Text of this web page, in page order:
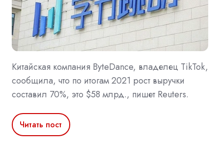
Китайская компания ByteDance, владелец TikTok,
сообщила, что по итогам 2021 рост выручки
составил 70%, это $58 млрд., пишет Reuters.
Читать пост